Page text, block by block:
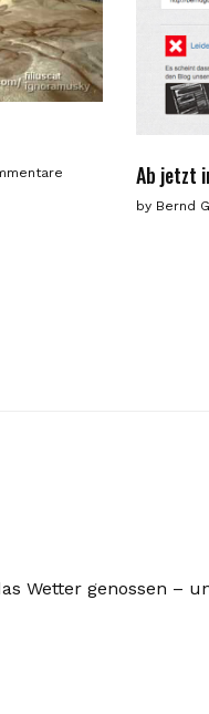
Ab jetzt
by Bernd
Wetter genossen –